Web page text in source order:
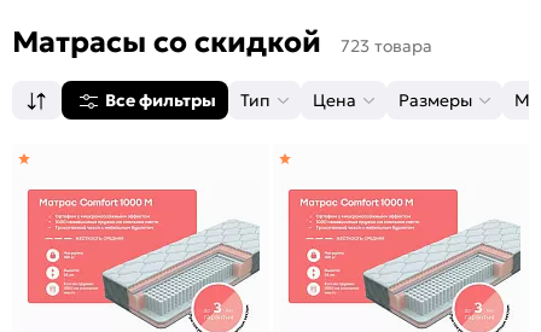
Матрасы со скидкой 723 товара
Все фильтры Тип Цена Размеры